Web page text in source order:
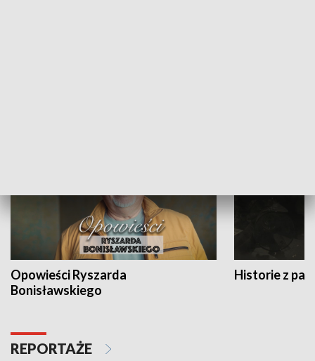
Opowieści Ryszarda
Bonisławskiego
Historie z
REPORTAŻE